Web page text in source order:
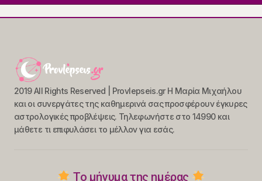
2019 All Rights Reserved | Provlepseis.gr Η Μαρία Μιχαήλου
και οι συνεργάτες της καθημερινά σας προσφέρουν έγκυρες
αστρολογικές προβλέψεις. Τηλεφωνήστε στο 14990 και
μάθετε τι επιφυλάσει το μέλλον για εσάς.
Το μήνυμα της ημέρας